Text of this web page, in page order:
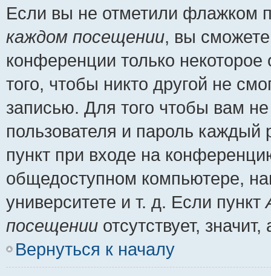
Если вы не отметили флажком
каждом посещении, вы
конференции только
того, чтобы никто другой не
записью. Для того чтобы вам
пользователя и пароль
пункт при входе на
общедоступном компьютере,
университете и т. д. Если пункт
посещении отсутствует,
Вернуться к началу